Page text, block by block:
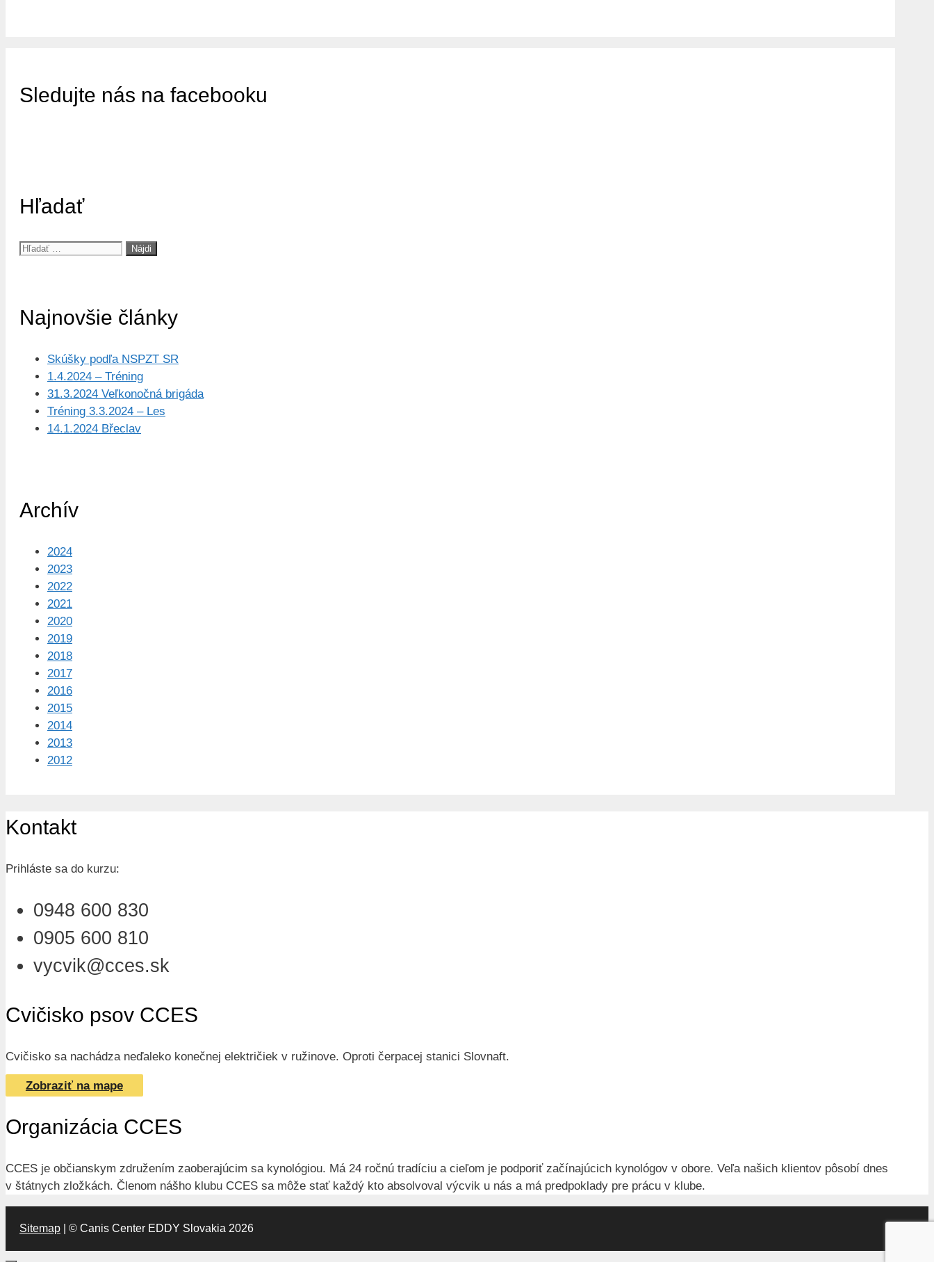
Sledujte nás na facebooku
Hľadať
Hľadať:
Najnovšie články
Skúšky podľa NSPZT SR
1.4.2024 – Tréning
31.3.2024 Veľkonočná brigáda
Tréning 3.3.2024 – Les
14.1.2024 Břeclav
Archív
2024
2023
2022
2021
2020
2019
2018
2017
2016
2015
2014
2013
2012
Kontakt
Prihláste sa do kurzu:
0948 600 830
0905 600 810
vycvik@cces.sk
Cvičisko psov CCES
Cvičisko sa nachádza neďaleko konečnej električiek v ružinove. Oproti čerpacej stanici Slovnaft.
Zobraziť na mape
Organizácia CCES
CCES je občianskym združením zaoberajúcim sa kynológiou. Má 24 ročnú tradíciu a cieľom je podporiť začínajúcich kynológov v obore. Veľa našich klientov pôsobí dnes
v štátnych zložkách. Členom nášho klubu CCES sa môže stať každý kto absolvoval výcvik u nás a má predpoklady pre prácu v klube.
Sitemap | © Canis Center EDDY Slovakia 2026